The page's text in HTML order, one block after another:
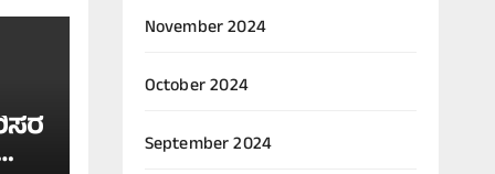
November 2024
October 2024
September 2024